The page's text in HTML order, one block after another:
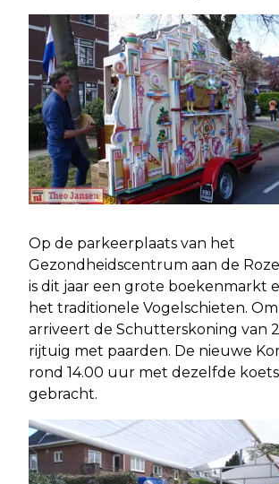
Op de parkeerplaats van het
Gezondheidscentrum aan de
is dit jaar een grote boekenmarkt
het traditionele Vogelschieten.
arriveert de Schutterskoning van
rijtuig met paarden. De nieuwe
rond 14.00 uur met dezelfde
gebracht.